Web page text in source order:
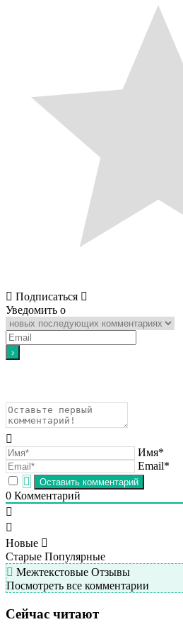
Подписаться
Уведомить о
Имя*
Email*
0 Комментарий
Новые
Старые Популярные
Межтекстовые Отзывы
Посмотреть все комментарии
Сейчас читают